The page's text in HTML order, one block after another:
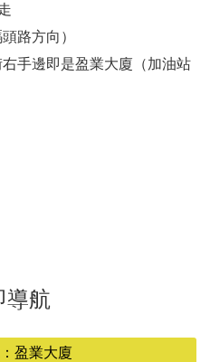
路方向）
手邊即是盈業大廈（加油站
導航
盈業大廈